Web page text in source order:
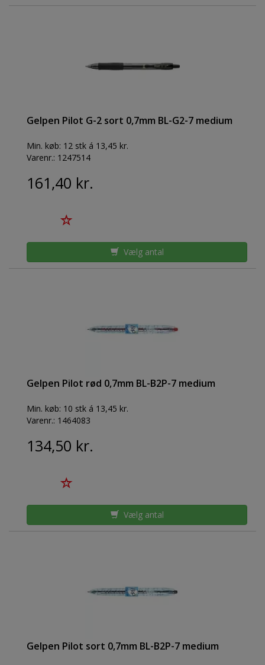
Gelpen Pilot G-2 sort 0,7mm BL-G2-7 medium
Min. køb: 12 stk á 13,45 kr.
Varenr.: 1247514
161,40 kr.
Vælg antal
Gelpen Pilot rød 0,7mm BL-B2P-7 medium
Min. køb: 10 stk á 13,45 kr.
Varenr.: 1464083
134,50 kr.
Vælg antal
Gelpen Pilot sort 0,7mm BL-B2P-7 medium